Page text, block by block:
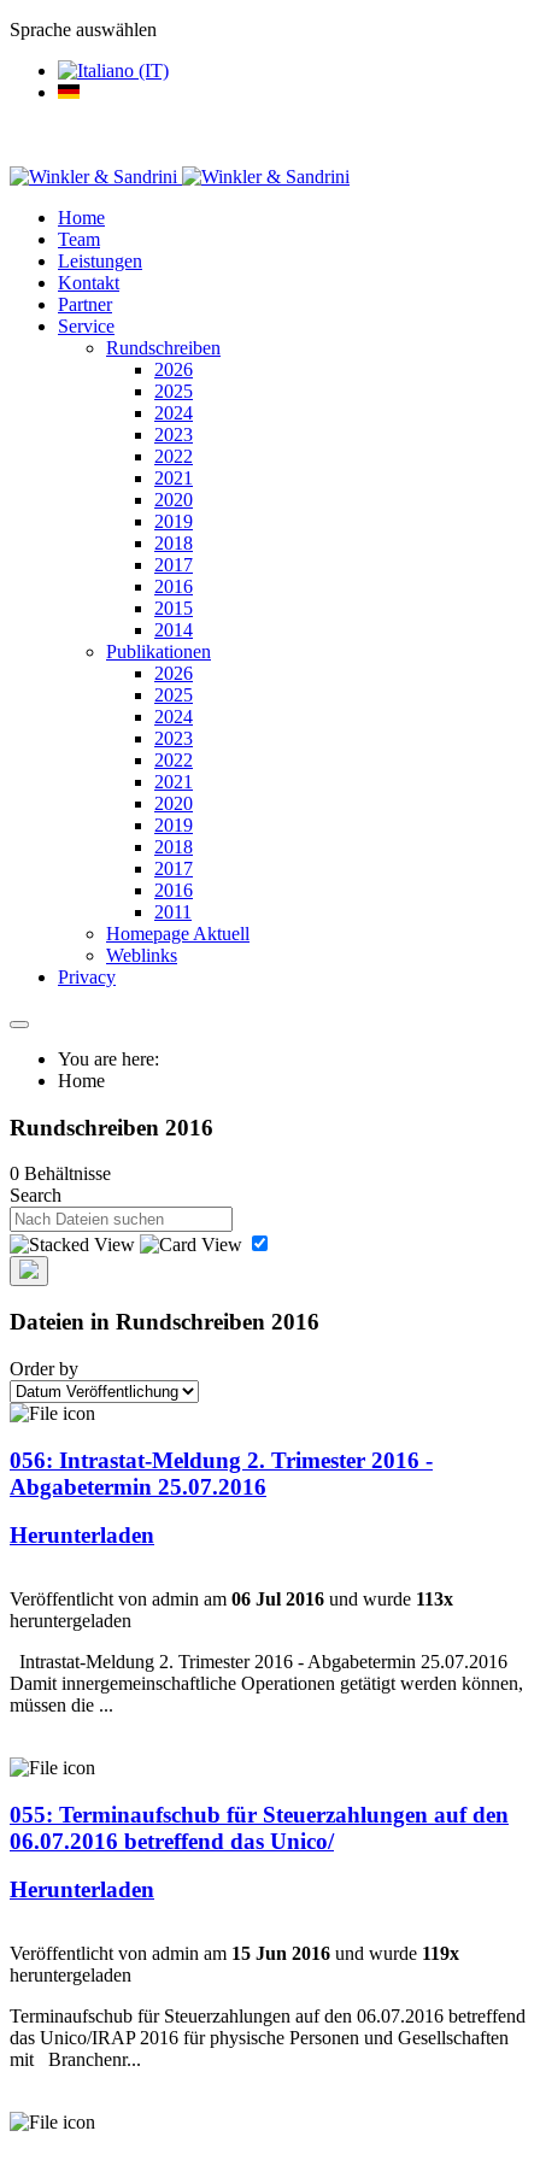
Sprache auswählen
Home
Team
Leistungen
Kontakt
Partner
Service
Rundschreiben
2026
2025
2024
2023
2022
2021
2020
2019
2018
2017
2016
2015
2014
Publikationen
2026
2025
2024
2023
2022
2021
2020
2019
2018
2017
2016
2011
Homepage Aktuell
Weblinks
Privacy
You are here:
Home
Rundschreiben 2016
0 Behältnisse
Search
Dateien in Rundschreiben 2016
Order by
056: Intrastat-Meldung 2. Trimester 2016 -
Abgabetermin 25.07.2016
Herunterladen
Veröffentlicht von admin am 06 Jul 2016 und wurde 113x
heruntergeladen
Intrastat-Meldung 2. Trimester 2016 - Abgabetermin 25.07.2016
Damit innergemeinschaftliche Operationen getätigt werden können,
müssen die ...
055: Terminaufschub für Steuerzahlungen auf den
06.07.2016 betreffend das Unico/
Herunterladen
Veröffentlicht von admin am 15 Jun 2016 und wurde 119x
heruntergeladen
Terminaufschub für Steuerzahlungen auf den 06.07.2016 betreffend
das Unico/IRAP 2016 für physische Personen und Gesellschaften
mit Branchenr...